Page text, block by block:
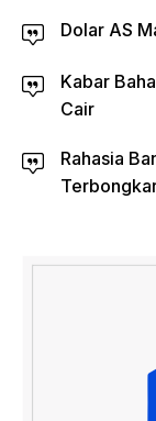
Dolar AS
Kabar
Cair
Rahasia